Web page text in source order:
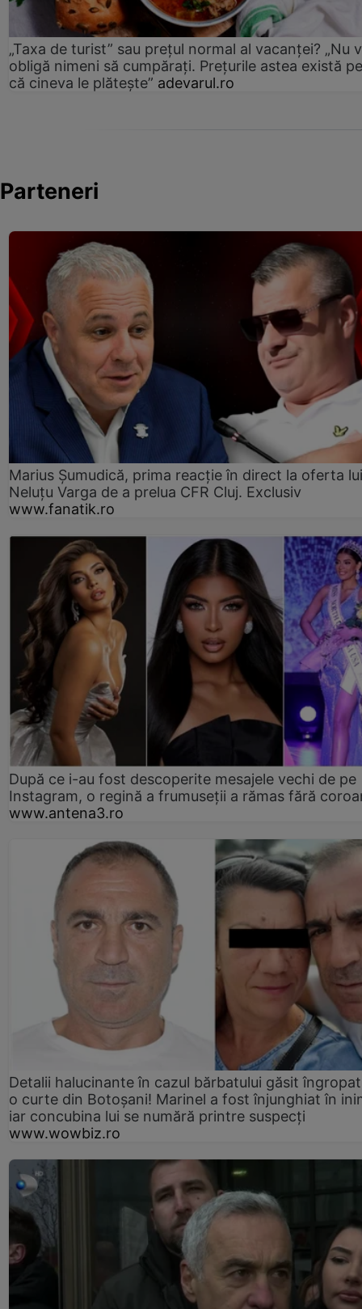
„Taxa de turist” sau prețul normal al vacanței? „Nu
obligă nimeni să cumpărați. Prețurile astea există
că cineva le plătește” adevarul.ro
Parteneri
Marius Șumudică, prima reacție în direct la oferta lui
Neluțu Varga de a prelua CFR Cluj. Exclusiv
www.fanatik.ro
După ce i-au fost descoperite mesajele vechi de pe
Instagram, o regină a frumuseții a rămas fără
www.antena3.ro
Detalii halucinante în cazul bărbatului găsit
o curte din Botoșani! Marinel a fost înjunghiat în
iar concubina lui se numără printre suspecți
www.wowbiz.ro